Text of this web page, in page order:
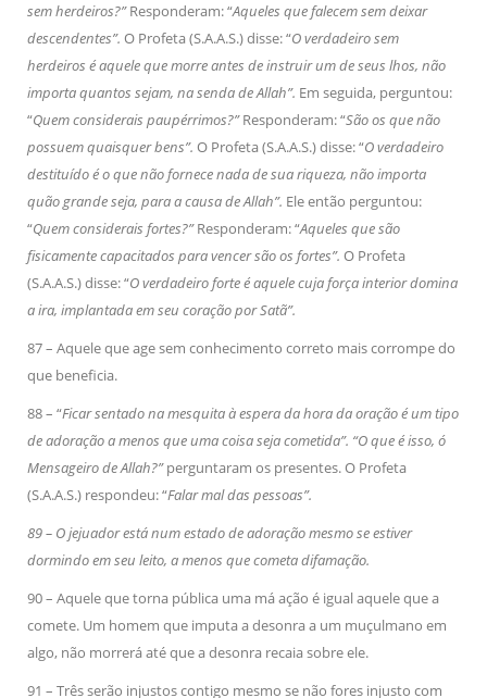
sem herdeiros?”Responderam: “Aqueles que falecem sem deixar
descendentes”. O Profeta (S.A.A.S.) disse: “O verdadeiro sem
herdeiros é aquele que morre antes de instruir um de seus lhos, não
importa quantos sejam, na senda de Allah”. Em seguida, perguntou:
“Quem considerais paupérrimos?”Responderam: “São os que não
possuem quaisquer bens”. O Profeta (S.A.A.S.) disse: “O verdadeiro
destituído é o que não fornece nada de sua riqueza, não importa
quão grande seja, para a causa de Allah”. Ele então perguntou:
“Quem considerais fortes?”Responderam: “Aqueles que são
fisicamente capacitados para vencer são os fortes”. O Profeta
(S.A.A.S.) disse: “O verdadeiro forte é aquele cuja força interior domina
a ira, implantada em seu coração por Satã”.
87 – Aquele que age sem conhecimento correto mais corrompe do
que beneficia.
88 – “Ficar sentado na mesquita à espera da hora da oração é um tipo
de adoração a menos que uma coisa seja cometida”. “O que é isso, ó
Mensageiro de Allah?”perguntaram os presentes. O Profeta
(S.A.A.S.) respondeu: “Falar mal das pessoas”.
89 – O jejuador está num estado de adoração mesmo se estiver
dormindo em seu leito, a menos que cometa difamação.
90 – Aquele que torna pública uma má ação é igual aquele que a
comete. Um homem que imputa a desonra a um muçulmano em
algo, não morrerá até que a desonra recaia sobre ele.
91 – Três serão injustos contigo mesmo se não fores injusto com